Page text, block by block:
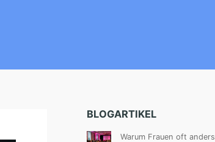
BLOGARTIKEL
Warum Frauen oft anders